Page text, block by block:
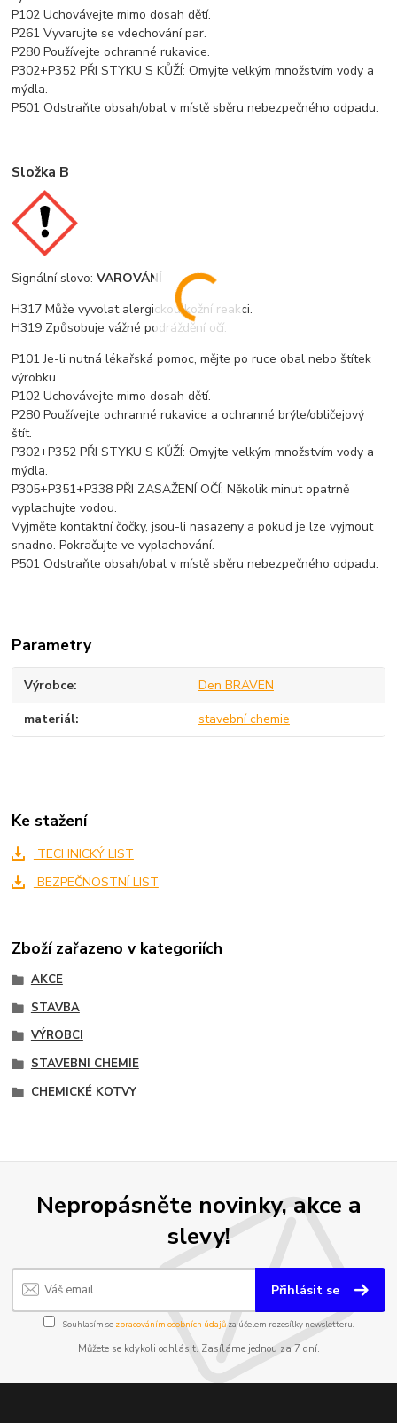
P102 Uchovávejte mimo dosah dětí.
P261 Vyvarujte se vdechování par.
P280 Používejte ochranné rukavice.
P302+P352 PŘI STYKU S KŮŽÍ: Omyjte velkým množstvím vody a
mýdla.
P501 Odstraňte obsah/obal v místě sběru nebezpečného odpadu.
Složka B
Signální slovo:VAROVÁNÍ
H317 Může vyvolat alergickou kožní reakci.
H319 Způsobuje vážné podráždění očí.
P101 Je-li nutná lékařská pomoc, mějte po ruce obal nebo štítek
výrobku.
P102 Uchovávejte mimo dosah dětí.
P280 Používejte ochranné rukavice a ochranné brýle/obličejový
štít.
P302+P352 PŘI STYKU S KŮŽÍ: Omyjte velkým množstvím vody a
mýdla.
P305+P351+P338 PŘI ZASAŽENÍ OČÍ: Několik minut opatrně
vyplachujte vodou.
Vyjměte kontaktní čočky, jsou-li nasazeny a pokud je lze vyjmout
snadno. Pokračujte ve vyplachování.
P501 Odstraňte obsah/obal v místě sběru nebezpečného odpadu.
Parametry
Výrobce Den BRAVEN
materiál stavební chemie
Ke stažení
TECHNICKÝ LIST
BEZPEČNOSTNÍ LIST
Zboží zařazeno v kategoriích
AKCE
STAVBA
VÝROBCI
STAVEBNI CHEMIE
CHEMICKÉ KOTVY
Nepropásněte novinky, akce a
slevy!
Přihlásit se
Souhlasím se zpracováním osobních údajůza účelem rozesílky newsletteru.
Můžete se kdykoli odhlásit. Zasíláme jednou za 7 dní.